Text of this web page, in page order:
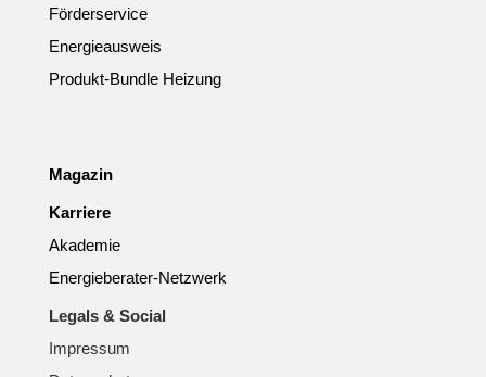
Förderservice
Energieausweis
Produkt-Bundle Heizung
Magazin
Karriere
Akademie
Energieberater-Netzwerk
Legals & Social
Impressum